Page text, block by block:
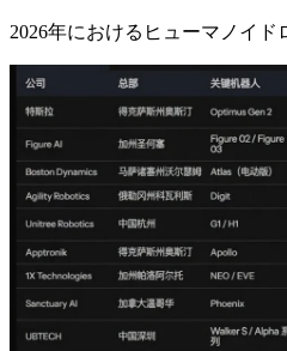
2026年におけるヒューマノイド